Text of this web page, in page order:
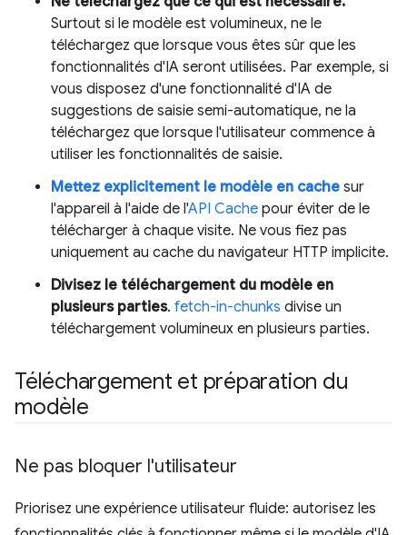
Surtout si le modèle est volumineux, ne le
téléchargez que lorsque vous êtes sûr que les
fonctionnalités d'IA seront utilisées. Par exemple, si
vous disposez d'une fonctionnalité d'IA de
suggestions de saisie semi-automatique, ne la
téléchargez que lorsque l'utilisateur commence à
utiliser les fonctionnalités de saisie.
Mettez explicitement le modèle en cache sur
l'appareil à l'aide de l'API Cache pour éviter de le
télécharger à chaque visite. Ne vous fiez pas
uniquement au cache du navigateur HTTP implicite.
Divisez le téléchargement du modèle en
plusieurs parties. fetch-in-chunks divise un
téléchargement volumineux en plusieurs parties.
Téléchargement et préparation du
modèle
Ne pas bloquer l'utilisateur
Priorisez une expérience utilisateur fluide: autorisez les